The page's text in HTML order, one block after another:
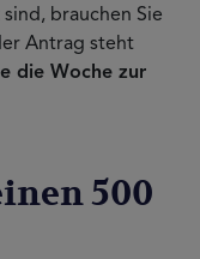
brauchen Sie
Antrag steht
die Woche zur
500